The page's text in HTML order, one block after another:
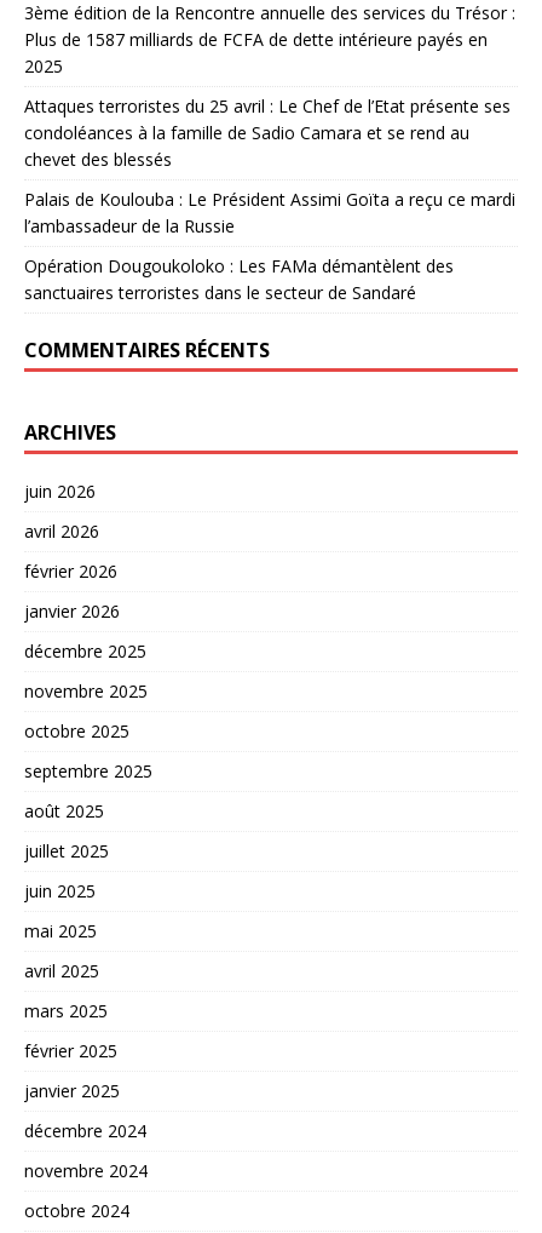
3ème édition de la Rencontre annuelle des services du Trésor :
Plus de 1587 milliards de FCFA de dette intérieure payés en
2025
Attaques terroristes du 25 avril : Le Chef de l’Etat présente ses
condoléances à la famille de Sadio Camara et se rend au
chevet des blessés
Palais de Koulouba : Le Président Assimi Goïta a reçu ce mardi
l’ambassadeur de la Russie
Opération Dougoukoloko : Les FAMa démantèlent des
sanctuaires terroristes dans le secteur de Sandaré
COMMENTAIRES RÉCENTS
ARCHIVES
juin 2026
avril 2026
février 2026
janvier 2026
décembre 2025
novembre 2025
octobre 2025
septembre 2025
août 2025
juillet 2025
juin 2025
mai 2025
avril 2025
mars 2025
février 2025
janvier 2025
décembre 2024
novembre 2024
octobre 2024